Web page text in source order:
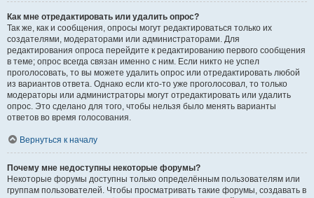
Как мне отредактировать или удалить опрос?
Так же, как и сообщения, опросы могут редактироваться только их
создателями, модераторами или администраторами. Для
редактирования опроса перейдите к редактированию первого сообщения
в теме; опрос всегда связан именно с ним. Если никто не успел
проголосовать, то вы можете удалить опрос или отредактировать любой
из вариантов ответа. Однако если кто-то уже проголосовал, то только
модераторы или администраторы могут отредактировать или удалить
опрос. Это сделано для того, чтобы нельзя было менять варианты
ответов во время голосования.
Вернуться к началу
Почему мне недоступны некоторые форумы?
Некоторые форумы доступны только определённым пользователям или
группам пользователей. Чтобы просматривать такие форумы, создавать в